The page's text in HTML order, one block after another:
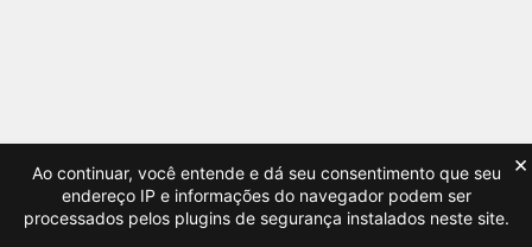
Ao continuar, você entende e dá seu consentimento que seu
endereço IP e informações do navegador podem ser
processados pelos plugins de segurança instalados neste site.
×